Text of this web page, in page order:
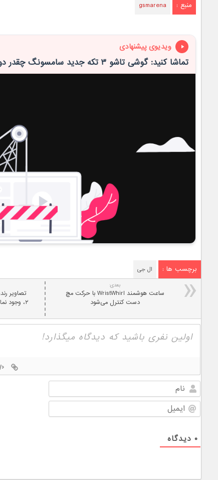
منبع : gsmarena
ویدیوی پیشنهادی
تماشا کنید: گوشی تاشو ۳ تکه جدید سامسونگ چقدر دوام دارد؟
برچسب ها : ال جی
تصاویر
۲، وجود
بعدی:
ساعت هوشمند WristWhirl با حرکت مچ
دست کنترل می‌شود
نام
ایمیل
۰ دیدگاه